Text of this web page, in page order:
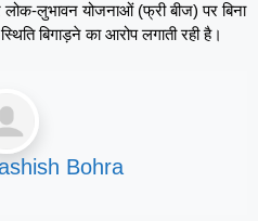
लुभावन योजनाओं (फ्री बीज) पर बिना
बिगाड़ने का आरोप लगाती रही है।
Bohra